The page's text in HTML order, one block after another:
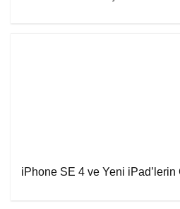
iPhone SE 4 ve Yeni iPad’lerin